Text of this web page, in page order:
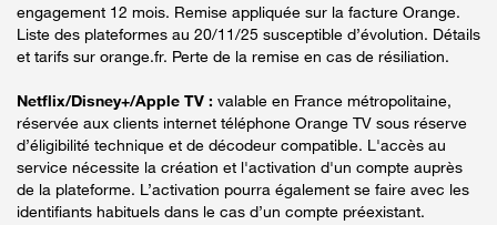
engagement 12 mois. Remise appliquée sur la facture Orange.
Liste des plateformes au 20/11/25 susceptible d’évolution. Détails
et tarifs sur orange.fr. Perte de la remise en cas de résiliation.
Netflix/Disney+/Apple TV : valable en France métropolitaine,
réservée aux clients internet téléphone Orange TV sous réserve
d’éligibilité technique et de décodeur compatible. L'accès au
service nécessite la création et l'activation d'un compte auprès
de la plateforme. L’activation pourra également se faire avec les
identifiants habituels dans le cas d’un compte préexistant.